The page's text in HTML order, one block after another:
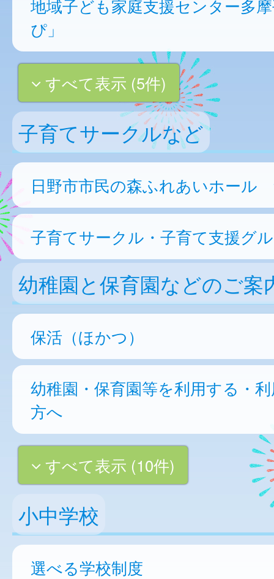
地域子ども家庭支援センター多
ぴ」
すべて表示 (5件)
子育てサークルなど
日野市市民の森ふれあいホール
子育てサークル・子育て支援グ
幼稚園と保育園などのご案
保活（ほかつ）
幼稚園・保育園等を利用する・
方へ
すべて表示 (10件)
小中学校
選べる学校制度